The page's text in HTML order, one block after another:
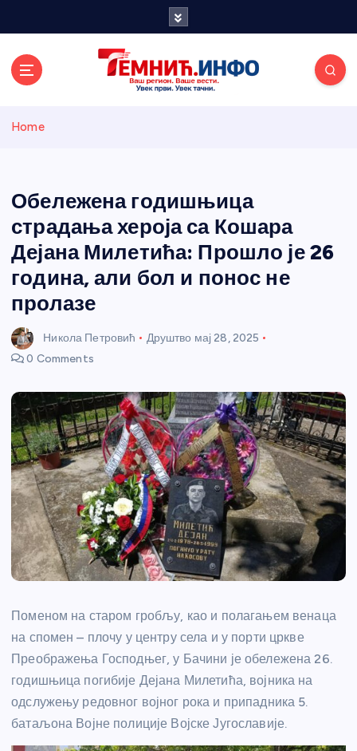
и портал
Home
Обележена годишњица
страдања хероја са Кошара
Дејана Милетића: Прошло је 26
година, али бол и понос не
пролазе
Никола Петровић Друштво мај 28, 2025
0 Comments
Поменом на старом гробљу, као и полагањем венаца
на спомен – плочу у центру села и у порти цркве
Преображења Господњег, у Бачини је обележена 26.
годишњица погибије Дејана Милетића, војника на
одслужењу редовног војног рока и припадника 5.
батаљона Војне полиције Војске Југославије.